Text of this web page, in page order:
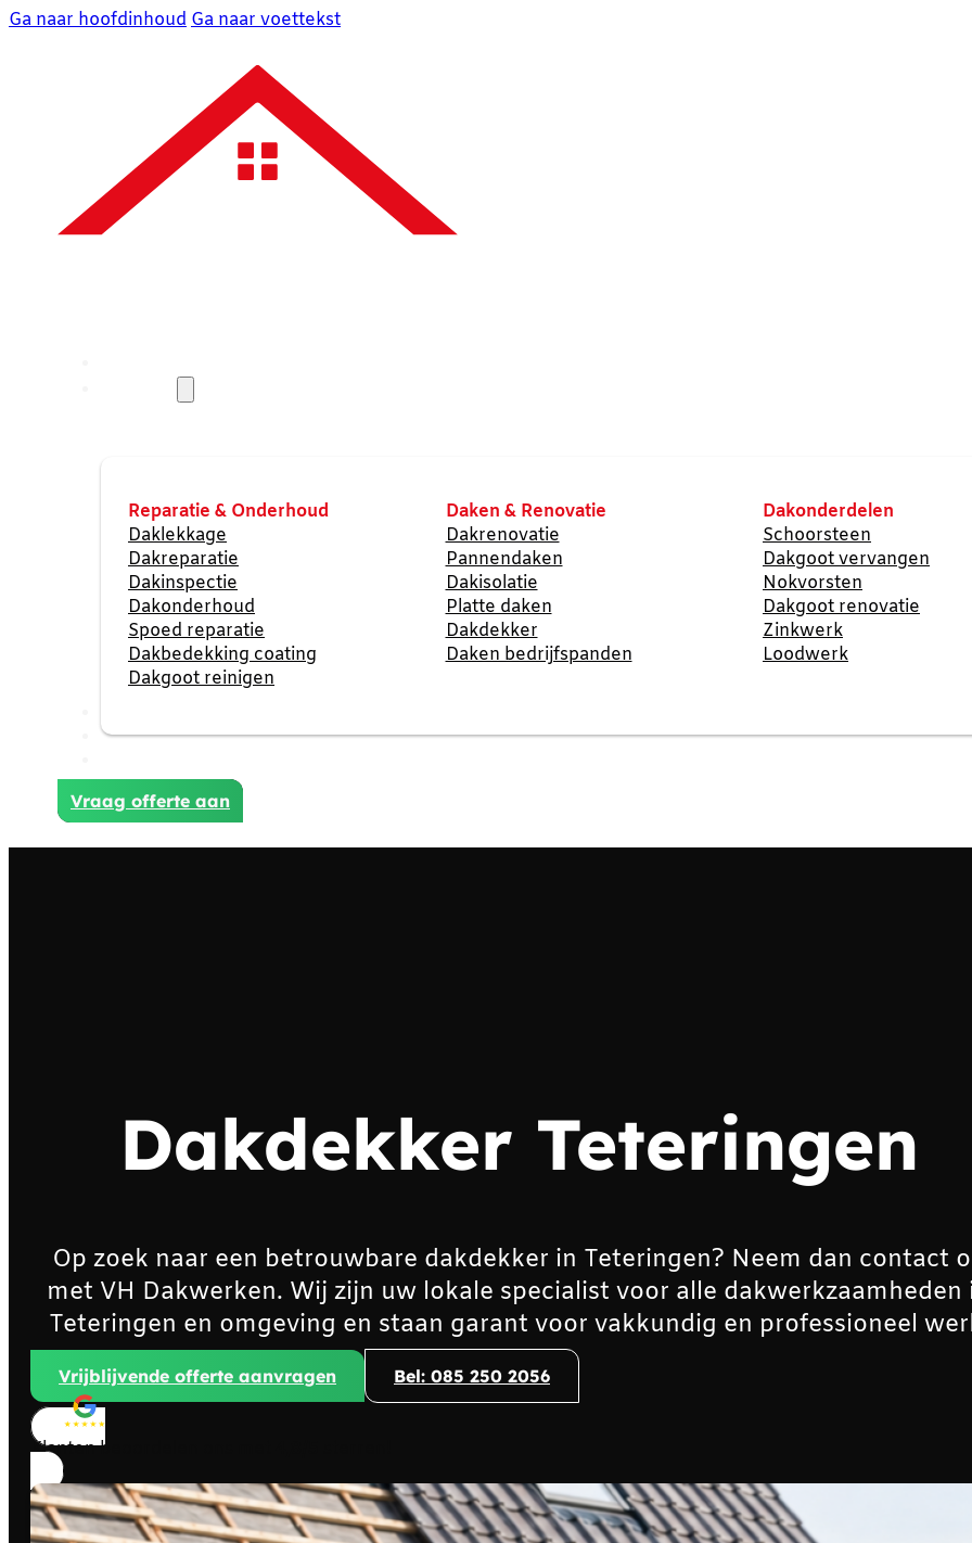
Ga naar hoofdinhoud Ga naar voettekst
Reparatie & Onderhoud
Daklekkage
Dakreparatie
Dakinspectie
Dakonderhoud
Spoed reparatie
Dakbedekking coating
Dakgoot reinigen
Daken & Renovatie
Dakrenovatie
Pannendaken
Dakisolatie
Platte daken
Dakdekker
Daken bedrijfspanden
Dakonderdelen
Schoorsteen
Dakgoot vervangen
Nokvorsten
Dakgoot renovatie
Zinkwerk
Loodwerk
Projecten
Vraag offerte aan
Dakdekker Teteringen
Op zoek naar een betrouwbare dakdekker in Teteringen? Neem dan contact
met VH Dakwerken. Wij zijn uw lokale specialist voor alle dakwerkzaamheden
Teteringen en omgeving en staan garant voor vakkundig en professioneel
Vrijblijvende offerte aanvragen Bel: 085 250 2056
Klanten beoordelen ons met